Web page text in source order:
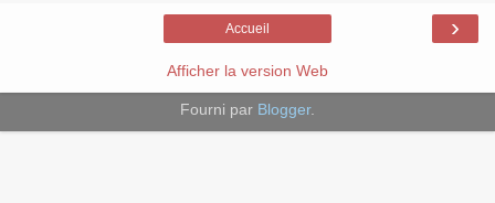
›
Accueil
Afficher la version Web
Fourni par Blogger.